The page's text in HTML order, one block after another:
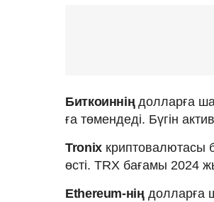
Биткоинніңдолларға
ға төмендеді. Бүгін
Tronixкриптовалютасы
өсті. TRX бағамы 2024
Ethereum-ніңдолларға